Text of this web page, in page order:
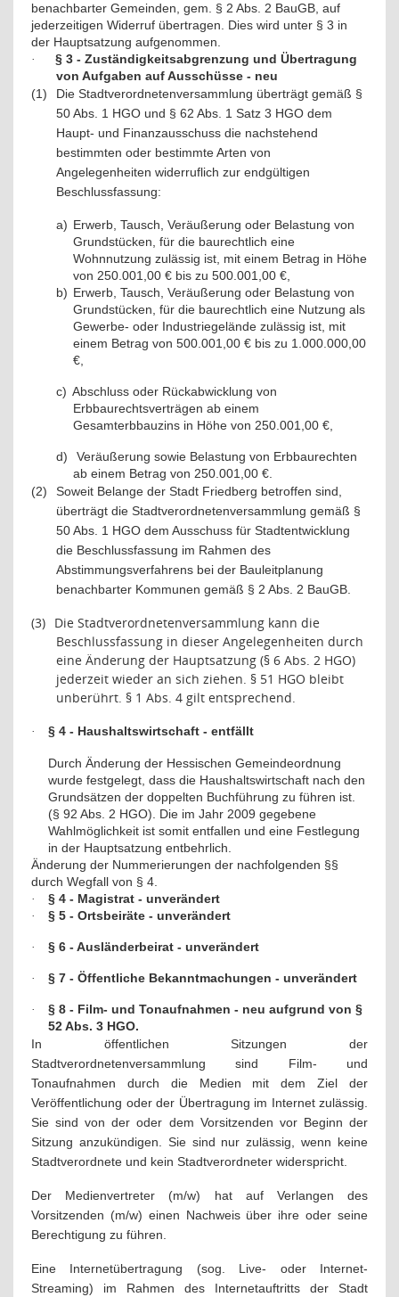
benachbarter Gemeinden, gem. § 2 Abs. 2 BauGB, auf
jederzeitigen Widerruf übertragen. Dies wird unter § 3 in
der Hauptsatzung aufgenommen.
·
§ 3 - Zuständigkeitsabgrenzung und Übertragung
von Aufgaben auf Ausschüsse - neu
(1)
Die Stadtverordnetenversammlung überträgt gemäß §
50 Abs. 1 HGO und § 62 Abs. 1 Satz 3 HGO dem
Haupt- und Finanzausschuss die nachstehend
bestimmten oder bestimmte Arten von
Angelegenheiten widerruflich zur endgültigen
Beschlussfassung:
a) Erwerb, Tausch, Veräußerung oder Belastung von
Grundstücken, für die baurechtlich eine
Wohnnutzung zulässig ist, mit einem Betrag in Höhe
von 250.001,00 € bis zu 500.001,00 €,
b) Erwerb, Tausch, Veräußerung oder Belastung von
Grundstücken, für die baurechtlich eine Nutzung als
Gewerbe- oder Industriegelände zulässig ist, mit
einem Betrag von 500.001,00 € bis zu 1.000.000,00
€,
c) Abschluss oder Rückabwicklung von
Erbbaurechtsverträgen ab einem
Gesamterbbauzins in Höhe von 250.001,00 €,
d)
Veräußerung sowie Belastung von Erbbaurechten
ab einem Betrag von 250.001,00 €.
(2)
Soweit Belange der Stadt Friedberg betroffen sind,
überträgt die Stadtverordnetenversammlung gemäß §
50 Abs. 1 HGO dem Ausschuss für Stadtentwicklung
die Beschlussfassung im Rahmen des
Abstimmungsverfahrens bei der Bauleitplanung
benachbarter Kommunen gemäß § 2 Abs. 2 BauGB.
(3) Die Stadtverordnetenversammlung kann die
Beschlussfassung in dieser Angelegenheiten durch
eine Änderung der Hauptsatzung (§ 6 Abs. 2 HGO)
jederzeit wieder an sich ziehen. § 51 HGO bleibt
unberührt. § 1 Abs. 4 gilt entsprechend.
· § 4 - Haushaltswirtschaft - entfällt
Durch Änderung der Hessischen Gemeindeordnung
wurde festgelegt, dass die Haushaltswirtschaft nach den
Grundsätzen der doppelten Buchführung zu führen ist.
(§ 92 Abs. 2 HGO). Die im Jahr 2009 gegebene
Wahlmöglichkeit ist somit entfallen und eine Festlegung
in der Hauptsatzung entbehrlich.
Änderung der Nummerierungen der nachfolgenden §§
durch Wegfall von § 4.
· § 4 - Magistrat - unverändert
· § 5 - Ortsbeiräte - unverändert
· § 6 - Ausländerbeirat - unverändert
· § 7 - Öffentliche Bekanntmachungen - unverändert
·
§ 8 - Film- und Tonaufnahmen - neu aufgrund von §
52 Abs. 3 HGO.
In öffentlichen Sitzungen der
Stadtverordnetenversammlung sind Film- und
Tonaufnahmen durch die Medien mit dem Ziel der
Veröffentlichung oder der Übertragung im Internet zulässig.
Sie sind von der oder dem Vorsitzenden vor Beginn der
Sitzung anzukündigen. Sie sind nur zulässig, wenn keine
Stadtverordnete und kein Stadtverordneter widerspricht.
Der Medienvertreter (m/w) hat auf Verlangen des
Vorsitzenden (m/w) einen Nachweis über ihre oder seine
Berechtigung zu führen.
Eine Internetübertragung (sog. Live- oder Internet-
Streaming) im Rahmen des Internetauftritts der Stadt